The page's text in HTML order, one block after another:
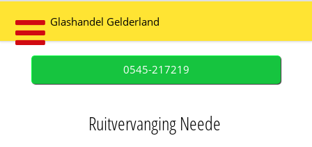
Glashandel Gelderland
0545-217219
Ruitvervanging Neede